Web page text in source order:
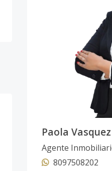
Paola Vasquez
Agente
8097508202